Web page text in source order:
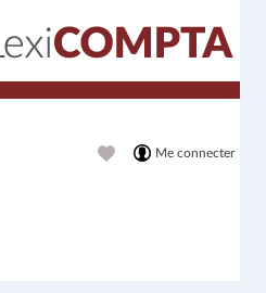
Me connecter